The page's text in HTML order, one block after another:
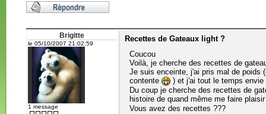
Brigitte
le 05/10/2007 21:02:59
1 message
Recettes de Gateaux light ?
Coucou
Voilà, je cherche des recettes de
Je suis enceinte, j'ai pris mal de poids
contente
) et j'ai tout le temps envie
Du coup je cherche des recettes de
histoire de quand même me faire
Vous avez des recettes ???